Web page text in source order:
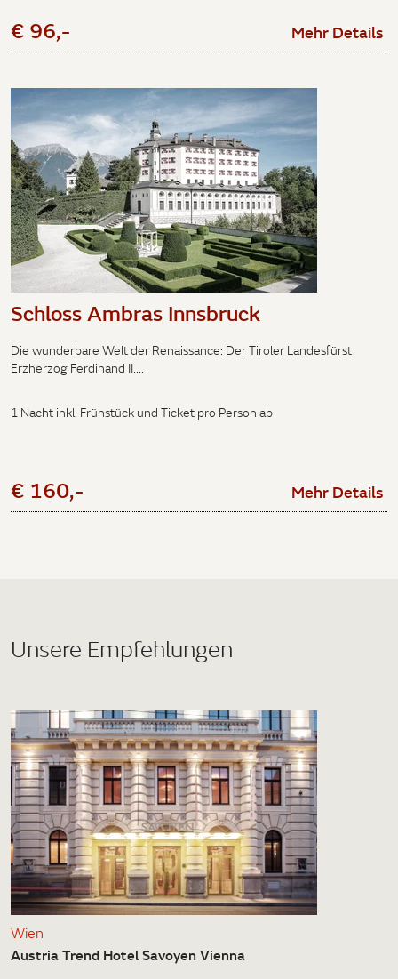
€ 96,- Mehr Details
Schloss Ambras Innsbruck
Die wunderbare Welt der Renaissance: Der Tiroler Landesfürst
Erzherzog Ferdinand II....
1 Nacht inkl. Frühstück und Ticket pro Person ab
€ 160,- Mehr Details
Unsere Empfehlungen
Wien
Austria Trend Hotel Savoyen Vienna